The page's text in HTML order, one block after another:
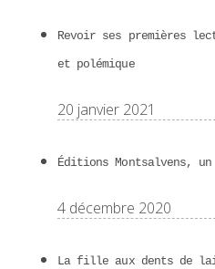
Revoir ses premières
et polémique
20 janvier 2021
Éditions Montsalvens,
4 décembre 2020
La fille aux dents de